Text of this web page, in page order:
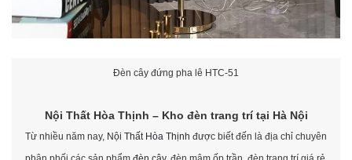
Đèn cây đứng pha lê HTC-51
Nội Thất Hòa Thịnh – Kho đèn trang trí tại Hà Nội
Từ nhiều năm nay, Nội Thất Hòa Thịnh được biết đến là địa chỉ chuyên